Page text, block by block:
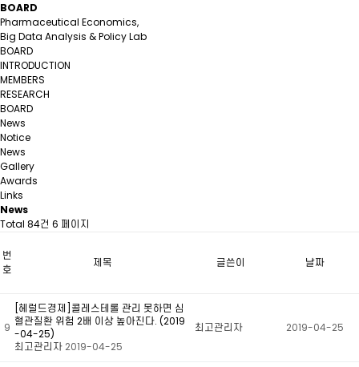
BOARD
Pharmaceutical Economics,
Big Data Analysis & Policy Lab
BOARD
INTRODUCTION
MEMBERS
RESEARCH
BOARD
News
Notice
News
Gallery
Awards
Links
News
Total 84건 6 페이지
번
호
제목 글쓴이 날짜
9
[헤럴드경제]콜레스테롤 관리 못하면 심
혈관질환 위험 2배 이상 높아진다. (2019
-04-25)
최고관리자 2019-04-25
최고관리자 2019-04-25